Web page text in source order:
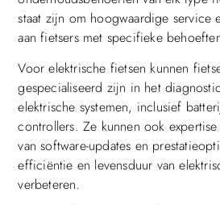
staat zijn om hoogwaardige service
aan fietsers met specifieke
Voor elektrische fietsen kunnen
gespecialiseerd zijn in het
elektrische systemen, inclusief
controllers. Ze kunnen ook
van software-updates en
efficiëntie en levensduur van
verbeteren.